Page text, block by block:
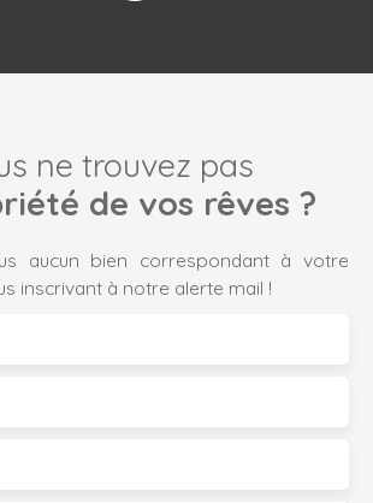
ne trouvez pas
de vos rêves ?
aucun bien correspondant à votre
inscrivant à notre alerte mail !